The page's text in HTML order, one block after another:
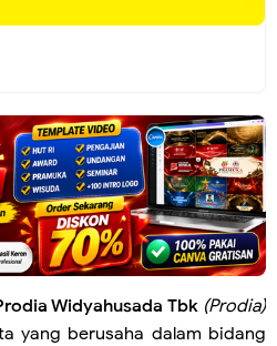
Widyahusada Tbk (Prodia)
yang berusaha dalam bidang